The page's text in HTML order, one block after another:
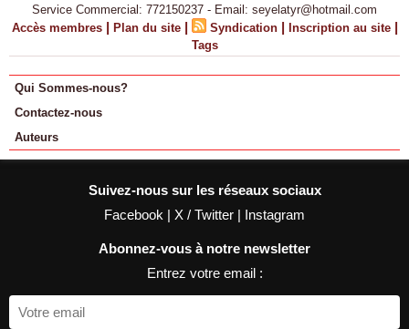
Service Commercial: 772150237 - Email: seyelatyr@hotmail.com
Accès membres | Plan du site | Syndication | Inscription au site |
Tags
Qui Sommes-nous?
Contactez-nous
Auteurs
Suivez-nous sur les réseaux sociaux
Facebook | X / Twitter | Instagram
Abonnez-vous à notre newsletter
Entrez votre email :